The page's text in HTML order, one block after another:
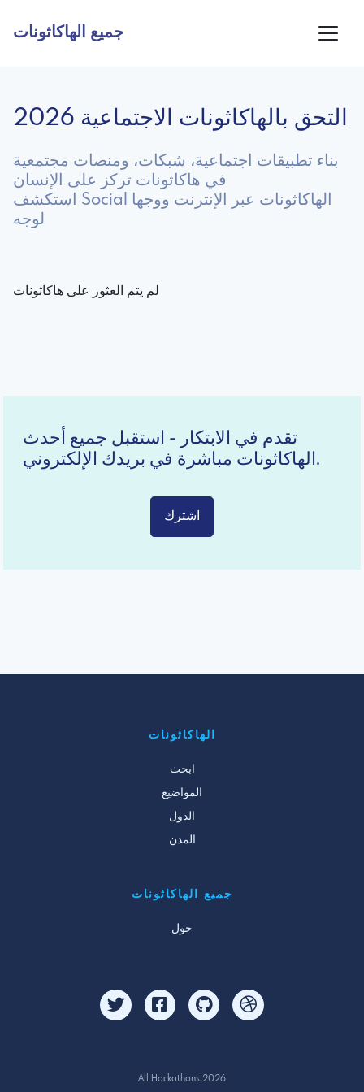
جميع الهاكاثونات
التحق بالهاكاثونات الاجتماعية 2026
بناء تطبيقات اجتماعية، شبكات، ومنصات مجتمعية
في هاكاثونات تركز على الإنسان
استكشف Social الهاكاثونات عبر الإنترنت ووجها
لوجه
لم يتم العثور على هاكاثونات
تقدم في الابتكار - استقبل جميع أحدث
الهاكاثونات مباشرة في بريدك الإلكتروني.
اشترك
الهاكاثونات
ابحث
المواضيع
الدول
المدن
جميع الهاكاثونات
حول
All Hackathons 2026